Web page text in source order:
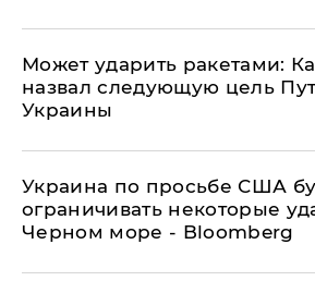
Может ударить ракетами:
назвал следующую цель
Украины
Украина по просьбе США
ограничивать некоторые
Черном море - Bloomberg